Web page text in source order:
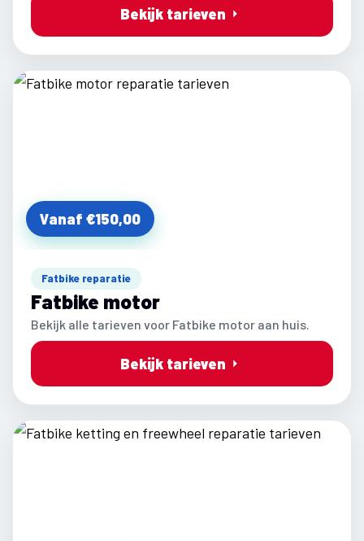
Bekijk tarieven
Vanaf €150,00
Fatbike reparatie
Fatbike motor
Bekijk alle tarieven voor Fatbike motor aan huis.
Bekijk tarieven